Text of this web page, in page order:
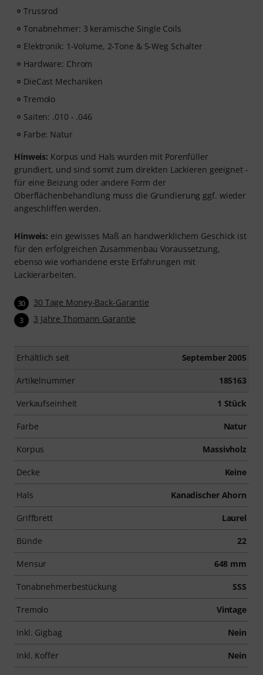
Trussrod
Tonabnehmer: 3 keramische Single Coils
Elektronik: 1-Volume, 2-Tone & 5-Weg Schalter
Hardware: Chrom
DieCast Mechaniken
Tremolo
Saiten: .010 - .046
Farbe: Natur
Hinweis: Korpus und Hals wurden mit Porenfüller
grundiert, und sind somit zum direkten Lackieren geeignet -
für eine Beizung oder andere Form der
Oberflächenbehandlung muss die Grundierung ggf. wieder
angeschliffen werden.
Hinweis: ein gewisses Maß an handwerklichem Geschick ist
für den erfolgreichen Zusammenbau Voraussetzung,
ebenso wie vorhandene erste Erfahrungen mit
Lackierarbeiten.
30 30 Tage Money-Back-Garantie
3 3 Jahre Thomann Garantie
Erhältlich seit September 2005
Artikelnummer 185163
Verkaufseinheit 1 Stück
Farbe Natur
Korpus Massivholz
Decke Keine
Hals Kanadischer Ahorn
Griffbrett Laurel
Bünde 22
Mensur 648 mm
Tonabnehmerbestückung SSS
Tremolo Vintage
Inkl. Gigbag Nein
Inkl. Koffer Nein